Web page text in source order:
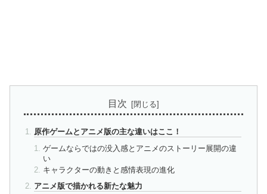
目次
原作ゲームとアニメ版の主な違いはここ！
ゲームならではの没入感とアニメのストーリー展開の違
い
キャラクターの動きと感情表現の進化
アニメ版で描かれる新たな魅力